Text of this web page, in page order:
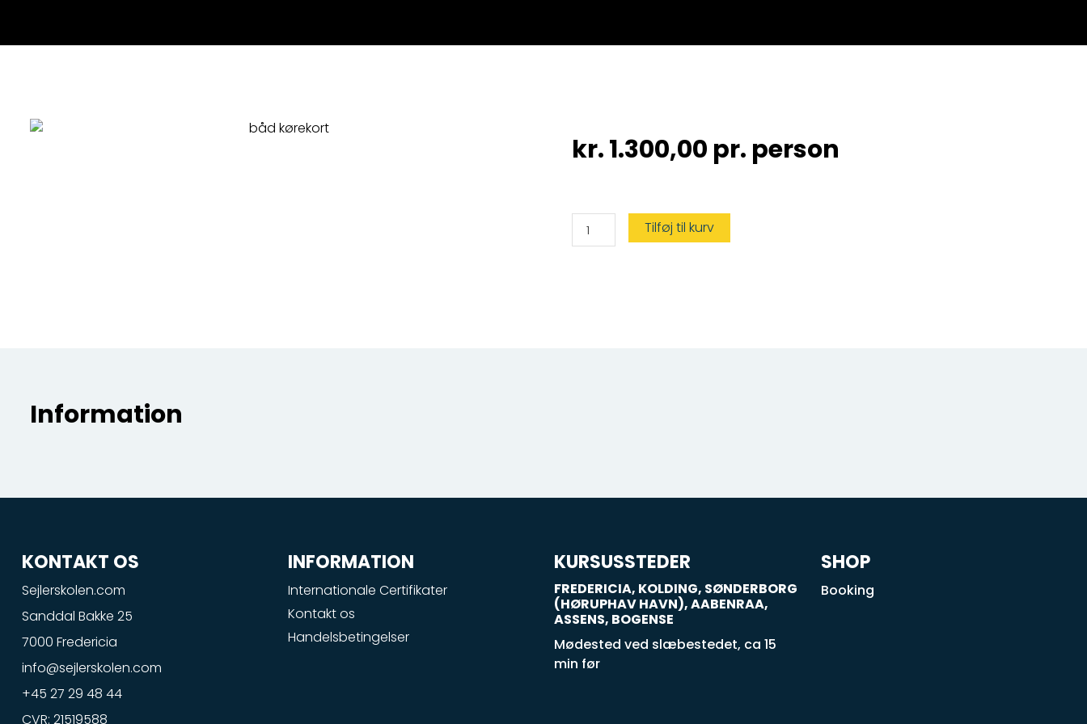
kr.1.300,00 pr. person
Gavekort
Kanalskipperkursus
Fredericia
antal
Tilføj til kurv
Information
KONTAKT OS
Sejlerskolen.com
Sanddal Bakke 25
7000 Fredericia
info@sejlerskolen.com
+45 27 29 48 44
CVR: 21519588
INFORMATION
Internationale Certifikater
Kontakt os
Handelsbetingelser
KURSUSSTEDER
FREDERICIA, KOLDING, SØNDERBORG
(HØRUPHAV HAVN), AABENRAA,
ASSENS, BOGENSE
Mødested ved slæbestedet, ca 15
min før
SHOP
Booking